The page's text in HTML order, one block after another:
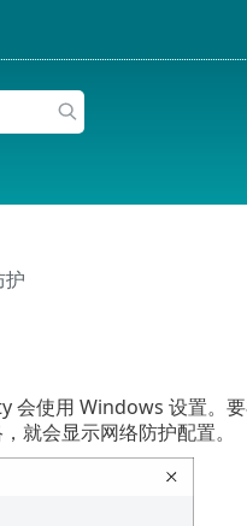
护
使用 Windows 设置。
就会显示网络防护配置。